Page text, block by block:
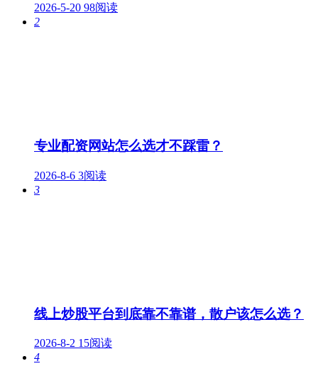
2026-5-20 98阅读
2
专业配资网站怎么选才不踩雷？
2026-8-6 3阅读
3
线上炒股平台到底靠不靠谱，散户该怎么选？
2026-8-2 15阅读
4